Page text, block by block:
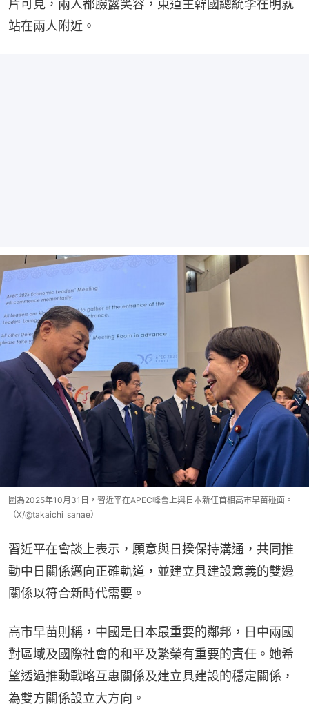
片可見，兩人都臉露笑容，東道主韓國總統李在明就
站在兩人附近。
圖為2025年10月31日，習近平在APEC峰會上與日本新任首相高市早苗碰面。
（X/@takaichi_sanae）
習近平在會談上表示，願意與日揆保持溝通，共同推
動中日關係邁向正確軌道，並建立具建設意義的雙邊
關係以符合新時代需要。
高市早苗則稱，中國是日本最重要的鄰邦，日中兩國
對區域及國際社會的和平及繁榮有重要的責任。她希
望透過推動戰略互惠關係及建立具建設的穩定關係，
為雙方關係設立大方向。